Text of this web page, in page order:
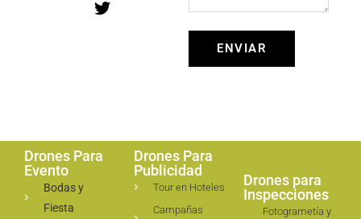
ENVIAR
Drones Para
Evento
Bodas y
Fiesta
Drones Para
Publicidad
Tour en Hoteles
Campañas
Drones para
Inspecciones
Fotogrametía y